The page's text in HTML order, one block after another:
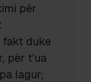
për
fakt duke
për t’ua
lagur;